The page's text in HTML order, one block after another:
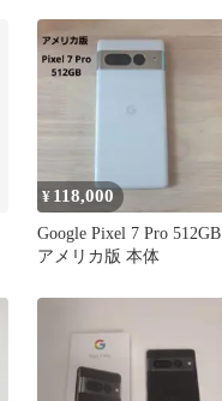
¥ 118,000
Google Pixel 7 Pro 512GB
アメリカ版 本体